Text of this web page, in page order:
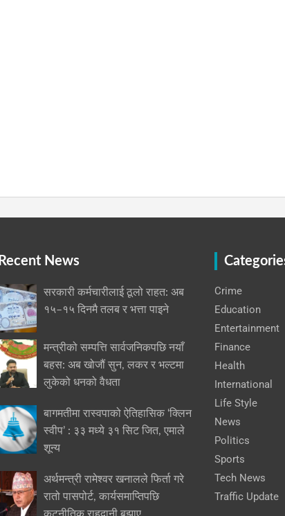
Recent News
सरकारी कर्मचारीलाई ठूलो राहत: अब
१५–१५ दिनमै तलब र भत्ता पाइने
मन्त्रीको सम्पत्ति सार्वजनिकपछि नयाँ
बहस: अब खोजौं सुन, लकर र भल्टमा
लुकेको धनको वैधता
बागमतीमा रास्वपाको ऐतिहासिक ‘क्लिन
स्वीप’ : ३३ मध्ये ३१ सिट जित, एमाले
शून्य
अर्थमन्त्री रामेश्वर खनालले फिर्ता गरे
रातो पासपोर्ट, कार्यसमाप्तिपछि
Crime
Education
Entertainment
Finance
Health
International
Life Style
News
Politics
Sports
Tech News
Traffic Update